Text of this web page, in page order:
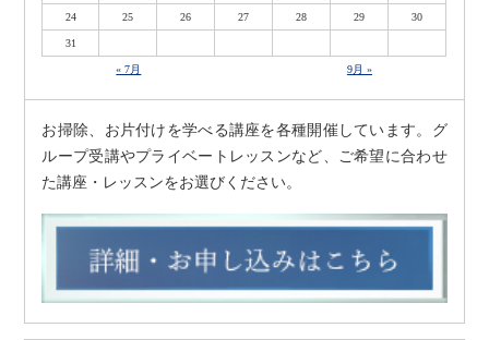
24 25 26 27 28 29 30
31
« 7月 9月 »
お掃除、お片付けを学べる講座を各種開催しています。グ
ループ受講やプライベートレッスンなど、ご希望に合わせ
た講座・レッスンをお選びください。